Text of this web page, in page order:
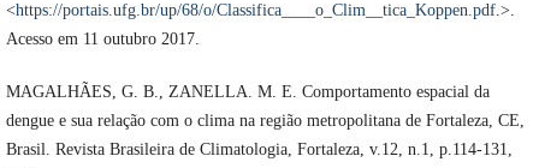
<https://portais.ufg.br/up/68/o/Classifica____o_Clim__tica_Koppen.pdf.>.
Acesso em 11 outubro 2017.
MAGALHÃES, G. B., ZANELLA. M. E. Comportamento espacial da
dengue e sua relação com o clima na região metropolitana de Fortaleza, CE,
Brasil. Revista Brasileira de Climatologia, Fortaleza, v.12, n.1, p.114-131,